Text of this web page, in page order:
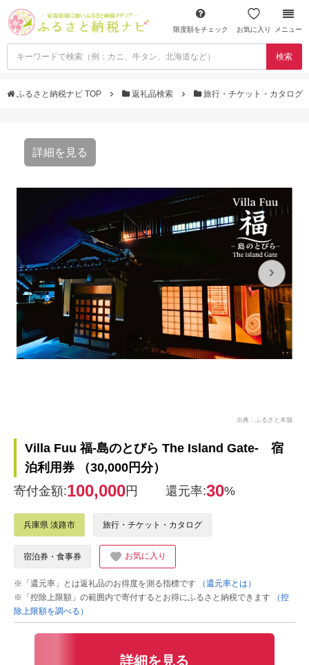
限度額をチェック お気に入り メニュー
検索
ふるさと納税ナビ TOP 返礼品検索 旅行・チケット・カタログ
詳細を見る
出典：ふるさと本舗
Villa Fuu 福-島のとびら The Island Gate- 宿
泊利用券 （30,000円分）
寄付金額:100,000円 還元率:30%
兵庫県 淡路市 旅行・チケット・カタログ
宿泊券・食事券 お気に入り
※「還元率」とは返礼品のお得度を測る指標です
（還元率とは）
※「控除上限額」の範囲内で寄付するとお得にふるさと納税できます
（控
除上限額を調べる）
詳細を見る